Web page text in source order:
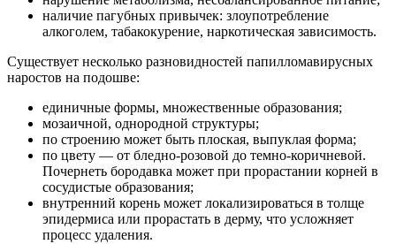
наличие пагубных привычек: злоупотребление
алкоголем, табакокурение, наркотическая зависимость.
Существует несколько разновидностей папилломавирусных
наростов на подошве:
единичные формы, множественные образования;
мозаичной, однородной структуры;
по строению может быть плоская, выпуклая форма;
по цвету — от бледно-розовой до темно-коричневой.
Почернеть бородавка может при прорастании корней в
сосудистые образования;
внутренний корень может локализироваться в толще
эпидермиса или прорастать в дерму, что усложняет
процесс удаления.